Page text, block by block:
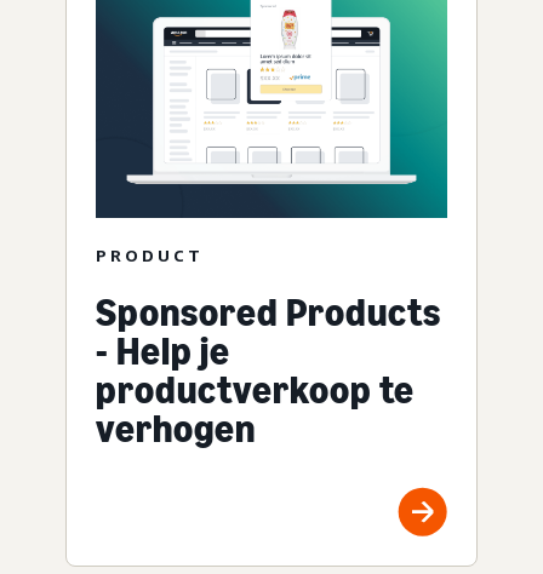
PRODUCT
Sponsored Products
- Help je
productverkoop te
verhogen